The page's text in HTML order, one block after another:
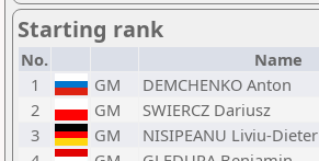
Starting rank
No. Name
1
GM DEMCHENKO Anton
2
GM SWIERCZ Dariusz
3
GM NISIPEANU Liviu-Dieter